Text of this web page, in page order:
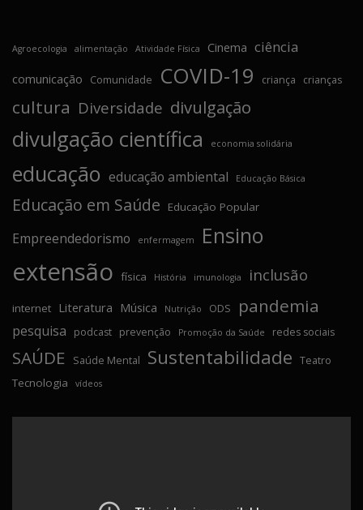
Agroecologia alimentação Atividade Física Cinema ciência
comunicação Comunidade COVID-19 criança crianças
cultura Diversidade divulgação
divulgação científica economia solidária
educação educação ambiental Educação Básica
Educação em Saúde Educação Popular
Empreendedorismo enfermagem Ensino
extensão física História imunologia inclusão
internet Literatura Música Nutrição ODS pandemia
pesquisa podcast prevenção Promoção da Saúde redes sociais
SAÚDE Saúde Mental Sustentabilidade Teatro
Tecnologia vídeos